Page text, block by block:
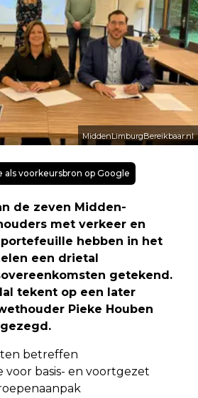
MiddenLimburgBereikbaar.nl
als voorkeursbron op Google
de zeven Midden-
met verkeer en
hebben in het
een drietal
getekend.
tekent op een later
Pieke Houben
betreffen
voor basis- en voortgezet